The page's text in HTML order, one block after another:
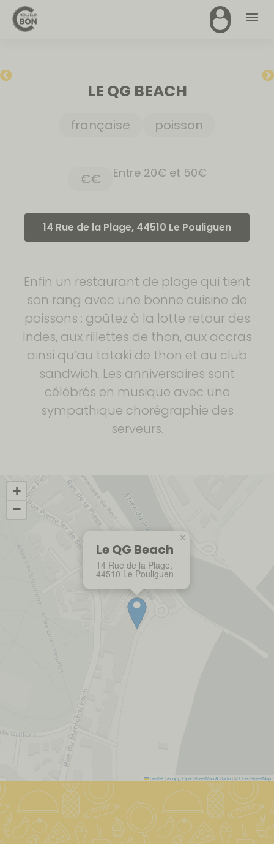
LE QG BEACH
française poisson
€€ Entre 20€ et 50€
14 Rue de la Plage, 44510 Le Pouliguen
Enfin un restaurant de plage qui tient
son rang avec une bonne cuisine de
poissons : goûtez à la lotte retour des
Indes, aux rillettes de thon, aux accras
ainsi qu’au tataki de thon et au club
sandwich. Les anniversaires sont
célébrés en musique avec une
sympathique chorégraphie des
serveurs.
Le QG Beach
14 Rue de la Plage,
44510 Le Pouliguen
×
+
−
Leaflet &copy; OpenStreetMap & Carto | ©OpenStreetMap